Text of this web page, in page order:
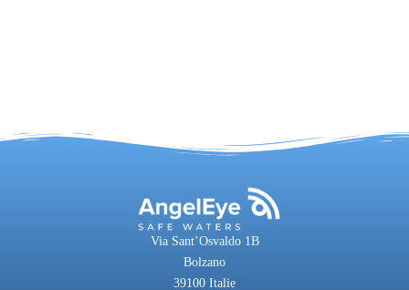
Via Sant’Osvaldo 1B
Bolzano
39100 Italie